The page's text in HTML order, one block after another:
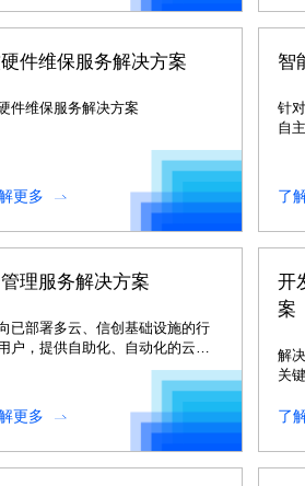
件维保服务解决方案
件维保服务解决方案
更多
智
针
自
了
理服务解决方案
已部署多云、信创基础设施的行
户，提供自助化、自动化的云服
快速交付服务。管理企业内部多个
私有云、公有云资源，并对以上
进行混合编排，提供基础软件和
的全生命周期管理。
更多
开
案
解
关
和
业
了